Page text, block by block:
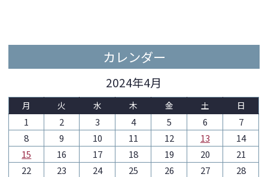
カレンダー
2024年4月
月 火 水 木 金 土 日
1 2 3 4 5 6
7
8
9 10 11 12 13
14
15
16 17 18 19 20
21
22
23 24 25 26 27
28